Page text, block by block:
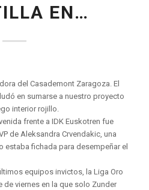
EN…
del Casademont Zaragoza. El
en sumarse a nuestro proyecto
interior rojillo.
frente a IDK Euskotren fue
de Aleksandra Crvendakic, una
estaba fichada para desempeñar el
equipos invictos, la Liga Oro
de viernes en la que solo Zunder